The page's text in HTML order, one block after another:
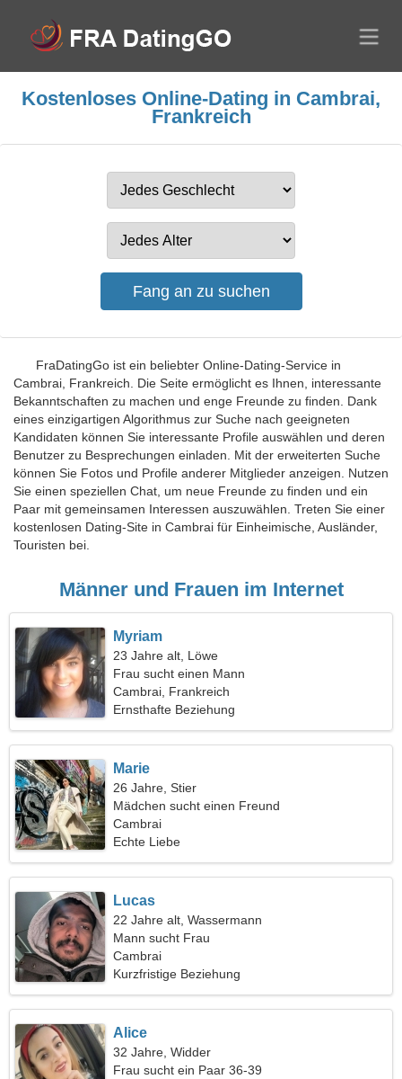
Kostenloses Online-Dating in Cambrai,
Frankreich
FraDatingGo ist ein beliebter Online-Dating-Service in
Cambrai, Frankreich. Die Seite ermöglicht es Ihnen, interessante
Bekanntschaften zu machen und enge Freunde zu finden. Dank
eines einzigartigen Algorithmus zur Suche nach geeigneten
Kandidaten können Sie interessante Profile auswählen und deren
Benutzer zu Besprechungen einladen. Mit der erweiterten Suche
können Sie Fotos und Profile anderer Mitglieder anzeigen. Nutzen
Sie einen speziellen Chat, um neue Freunde zu finden und ein
Paar mit gemeinsamen Interessen auszuwählen. Treten Sie einer
kostenlosen Dating-Site in Cambrai für Einheimische, Ausländer,
Touristen bei.
Männer und Frauen im Internet
Myriam
23 Jahre alt, Löwe
Frau sucht einen Mann
Cambrai, Frankreich
Ernsthafte Beziehung
Marie
26 Jahre, Stier
Mädchen sucht einen Freund
Cambrai
Echte Liebe
Lucas
22 Jahre alt, Wassermann
Mann sucht Frau
Cambrai
Kurzfristige Beziehung
Alice
32 Jahre, Widder
Frau sucht ein Paar 36-39